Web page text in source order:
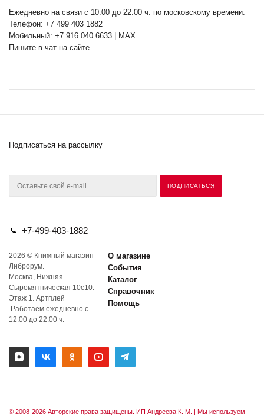
Ежедневно на связи с 10:00 до 22:00 ч. по московскому времени.
Телефон: +7 499 403 1882
Мобильный: +7 916 040 6633 | MAX
Пишите в чат на сайте
Подписаться на рассылку
+7-499-403-1882
2026 © Книжный магазин
Либрорум.
Москва, Нижняя
Сыромятническая 10с10.
Этаж 1. Артплей
Работаем ежедневно с
12:00 до 22:00 ч.
О магазине
События
Каталог
Справочник
Помощь
© 2008-2026 Авторские права защищены. ИП Андреева К. М. | Мы используем